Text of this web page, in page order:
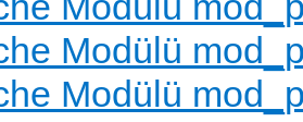
Modülü
Modülü